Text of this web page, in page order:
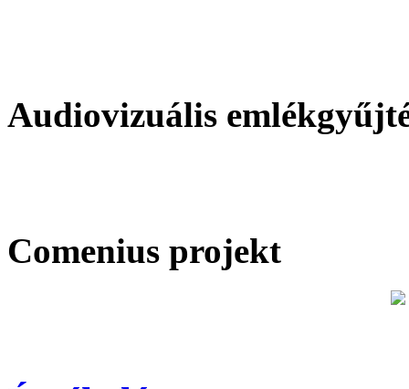
Audiovizuális
Comenius projekt